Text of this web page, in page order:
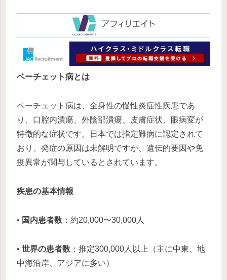
ベーチェット病とは
ベーチェット病は、全身性の慢性炎症性疾患であ
り、口腔内潰瘍、外陰部潰瘍、皮膚症状、眼病変が
特徴的な症状です。日本では指定難病に認定されて
おり、発症の原因は未解明ですが、遺伝的要因や免
疫異常が関与しているとされています。
疾患の基本情報
• 国内患者数 ：約20,000〜30,000人
• 世界の患者数 ：推定300,000人以上（主に中東、地
中海沿岸、アジアに多い）